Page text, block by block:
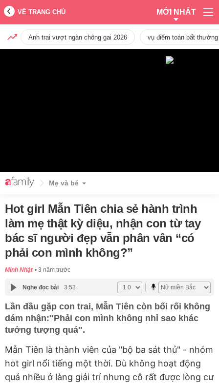
VỀ TRANG CHỦ MỚI NHẤT
Anh trai vượt ngàn chông gai 2026 vụ điểm toán bất
Mẹ và bé
Hot girl Mẫn Tiên chia sẻ hành trình
làm mẹ thật kỳ diệu, nhận con từ tay
bác sĩ người đẹp vẫn phân vân “có
phải con mình không?”
Minh Nhật 3 năm trước
Nghe đọc bài 3:53
Lần đầu gặp con trai, Mẫn Tiên còn bối rối không
dám nhận:"Phải con mình không nhỉ sao khác
tưởng tượng quá".
Mẫn Tiên là thành viên của "bộ ba sát thủ" - nhóm
hot girl nổi tiếng một thời. Dù không hoạt động
quá nhiều ở làng giải trí nhưng cô rất được lòng cư